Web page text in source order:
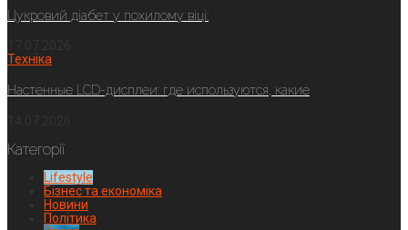
Цукровий діабет у похилому віці:
Техніка
Настенные LCD-дисплеи: где используются, какие
Категорії
Lifestyle
Бізнес та економіка
Новини
Політика